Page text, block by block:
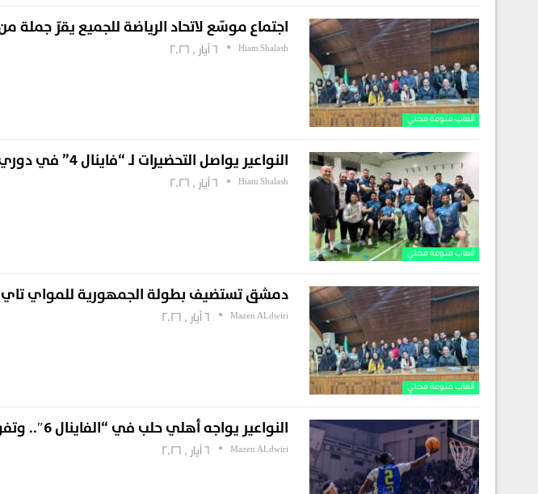
ألعاب منوعة محلي
اجتماع موسّع لاتحاد الرياضة للجميع يقرّ جملة من
Hiam Shalash 6 أيار , 2026
ألعاب منوعة محلي
النواعير يواصل التحضيرات لـ “فاينال 4” في دوري كرة اليد.. ويتعاقد مع لاعب مصري
Hiam Shalash 6 أيار , 2026
ألعاب منوعة محلي
دمشق تستضيف بطولة الجمهورية للمواي
Mazen ALdwiri 6 أيار , 2026
النواعير يواجه أهلي حلب في “الفاينال 6″.. وتفوق هجومي لـ”الفهود”
Mazen ALdwiri 6 أيار , 2026